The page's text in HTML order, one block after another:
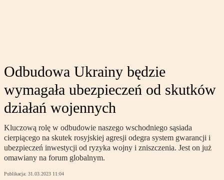
Odbudowa Ukrainy będzie
wymagała ubezpieczeń od skutków
działań wojennych
Kluczową rolę w odbudowie naszego wschodniego sąsiada
cierpiącego na skutek rosyjskiej agresji odegra system gwarancji i
ubezpieczeń inwestycji od ryzyka wojny i zniszczenia. Jest on już
omawiany na forum globalnym.
Publikacja: 31.03.2023 11:04